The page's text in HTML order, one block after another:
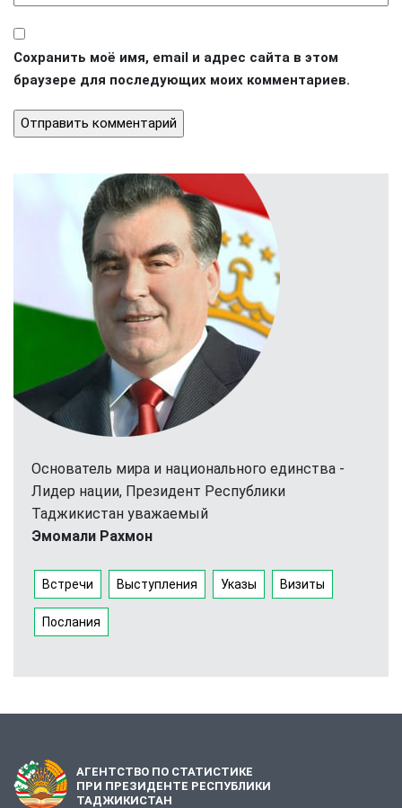
Сохранить моё имя, email и адрес сайта в этом
браузере для последующих моих комментариев.
Основатель мира и национального единства -
Лидер нации, Президент Республики
Таджикистан уважаемый
Эмомали Рахмон
Встречи Выступления Указы Визиты
Послания
АГЕНТСТВО ПО СТАТИСТИКЕ
ПРИ ПРЕЗИДЕНТЕ РЕСПУБЛИКИ
ТАДЖИКИСТАН